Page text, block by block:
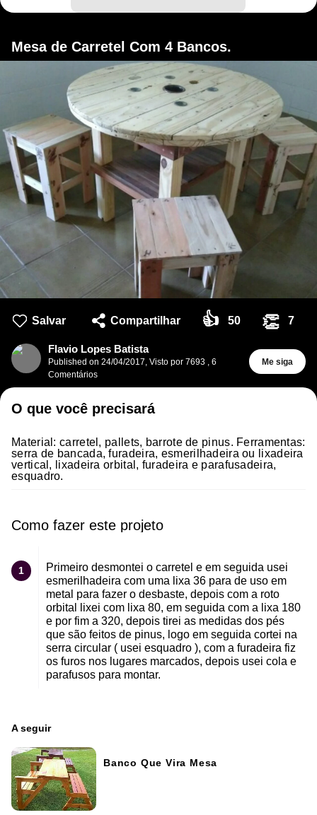
Mesa de Carretel Com 4 Bancos.
Salvar Compartilhar 👍 50 👏 7
Flavio Lopes Batista
Published on 24/04/2017 Visto por 7693
6
Comentários
Me siga
O que você precisará
Material: carretel, pallets, barrote de pinus. Ferramentas:
serra de bancada, furadeira, esmerilhadeira ou lixadeira
vertical, lixadeira orbital, furadeira e parafusadeira,
esquadro.
Como fazer este projeto
1
Primeiro desmontei o carretel e em seguida usei
esmerilhadeira com uma lixa 36 para de uso em
metal para fazer o desbaste, depois com a roto
orbital lixei com lixa 80, em seguida com a lixa 180
e por fim a 320, depois tirei as medidas dos pés
que são feitos de pinus, logo em seguida cortei na
serra circular ( usei esquadro ), com a furadeira fiz
os furos nos lugares marcados, depois usei cola e
parafusos para montar.
A seguir
Banco Que Vira Mesa